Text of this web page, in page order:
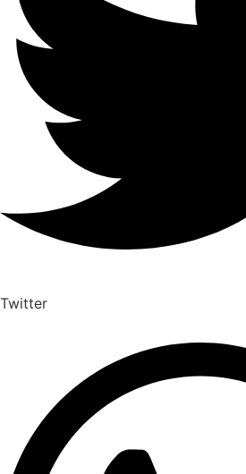
Twitter